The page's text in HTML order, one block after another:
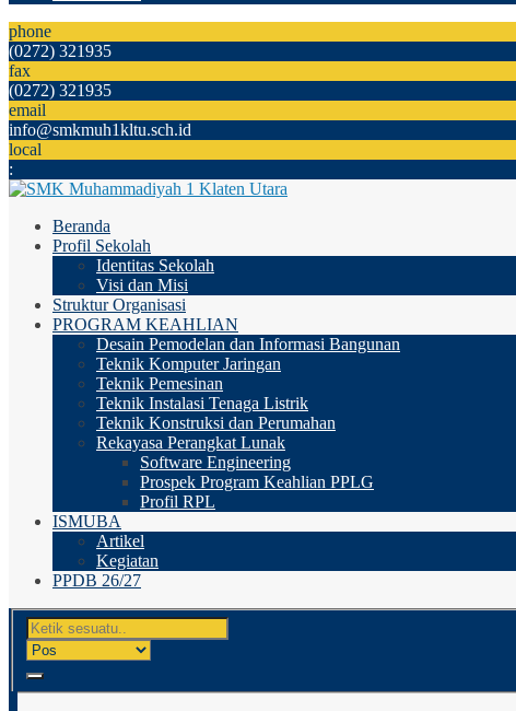
phone
(0272) 321935
fax
(0272) 321935
email
info@smkmuh1kltu.sch.id
local
:
Beranda
Profil Sekolah
Identitas Sekolah
Visi dan Misi
Struktur Organisasi
PROGRAM KEAHLIAN
Desain Pemodelan dan Informasi Bangunan
Teknik Komputer Jaringan
Teknik Pemesinan
Teknik Instalasi Tenaga Listrik
Teknik Konstruksi dan Perumahan
Rekayasa Perangkat Lunak
Software Engineering
Prospek Program Keahlian PPLG
Profil RPL
ISMUBA
Artikel
Kegiatan
PPDB 26/27